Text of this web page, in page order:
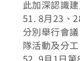
此加深認識
51. 8月23、
分別舉行會
隊活動及分工